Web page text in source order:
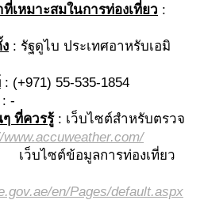
ที่เหมาะสมในการท่องเที่ยว :
: รัฐดูไบ ประเทศอาหรับเอมิ
: (+971) 55-535-1854
: -
ที่ควรรู้: เว็บไซต์สำหรับตรวจ
ลการท่องเที่ยว
en/Pages/default.aspx